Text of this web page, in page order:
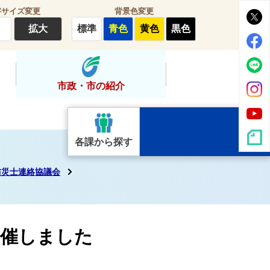
イズ変更
拡大
背景色変更
標準 青色 黄色 黒色
市政・市の紹介
各課から探す
士連絡協議会
しました